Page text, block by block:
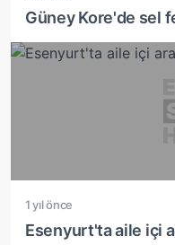
Güney Kore'de sel
1 yıl önce
Esenyurt'ta aile içi